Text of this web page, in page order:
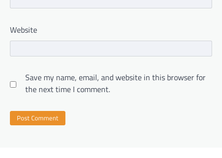
Website
Save my name, email, and website in this browser for
the next time I comment.